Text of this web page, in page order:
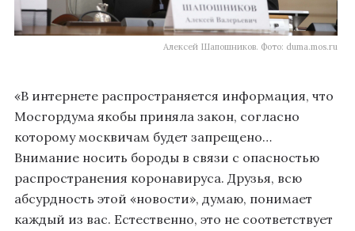
Алексей Шапошников. Фото: duma.mos.ru
«В интернете распространяется информация, что
Мосгордума якобы приняла закон, согласно
которому москвичам будет запрещено…
Внимание носить бороды в связи с опасностью
распространения коронавируса. Друзья, всю
абсурдность этой «новости», думаю, понимает
каждый из вас. Естественно, это не соответствует